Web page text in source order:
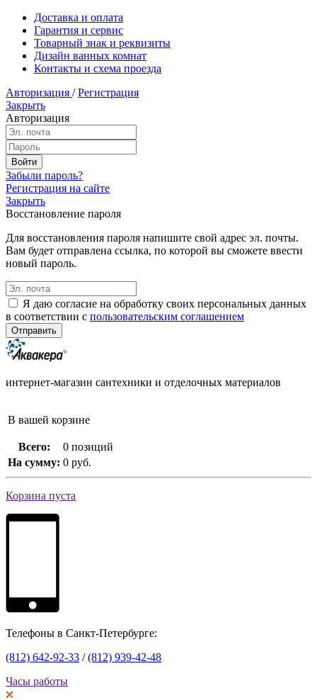
Доставка и оплата
Гарантия и сервис
Товарный знак и реквизиты
Дизайн ванных комнат
Контакты и схема проезда
Авторизация / Регистрация
Закрыть
Авторизация
Забыли пароль?
Регистрация на сайте
Закрыть
Восстановление пароля
Для восстановления пароля напишите свой адрес эл. почты.
Вам будет отправлена ссылка, по которой вы сможете ввести
новый пароль.
Я даю согласие на обработку своих персональных данных
в соответствии с пользовательским соглашением
интернет-магазин сантехники и отделочных материалов
В вашей корзине
Всего:
0 позиций
На сумму: 0 руб.
Корзина пуста
Телефоны в Санкт-Петербурге:
(812) 642-92-33 /(812) 939-42-48
Часы работы